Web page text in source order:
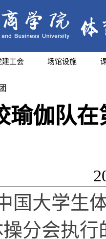
建工会 场馆设施
瑜伽队
国大学生
分会执行